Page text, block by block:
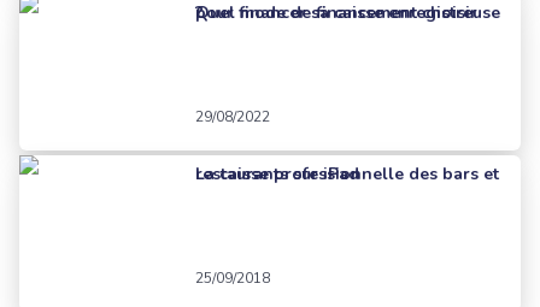
Quel mode de financement choisir pour financer sa caisse enregistreuse ?
29/08/2022
La caisse professionnelle des bars et restaurants sur iPad
25/09/2018